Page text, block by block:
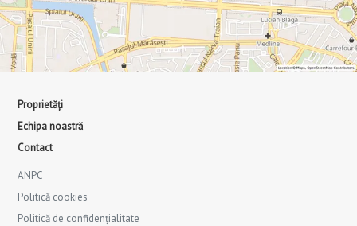
Proprietăți
Echipa noastră
Contact
ANPC
Politică cookies
Politică de confidențialitate